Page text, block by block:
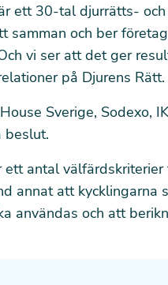
ett 30-tal djurrätts- och
samman och ber
vi ser att det ger
på Djurens Rätt.
Sverige, Sodexo,
beslut.
ett antal
annat att kycklingarna
användas och att